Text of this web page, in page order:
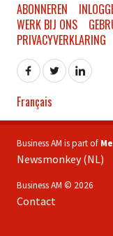
ABONNEREN
WERK BIJ ONS
PRIVACYVERKLARING
Français
Business AM is part of
Newsmonkey (NL)
Business AM © 2026
Contact